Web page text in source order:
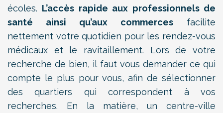
écoles. L’accès rapide aux professionnels de
santé ainsi qu’aux commerces facilite
nettement votre quotidien pour les rendez-vous
médicaux et le ravitaillement. Lors de votre
recherche de bien, il faut vous demander ce qui
compte le plus pour vous, afin de sélectionner
des quartiers qui correspondent à vos
recherches. En la matière, un centre-ville